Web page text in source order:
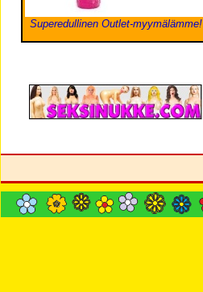
Superedullinen Outlet-myymälämme!